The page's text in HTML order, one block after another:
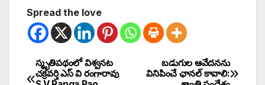
Spread the love
బడుగుల ఆవేదనను
వినిపించే ఛానల్ కావాలి:
స్మృతిపథంలో విశ్వనట
చక్రవర్తి ఎస్ వి రంగారావు